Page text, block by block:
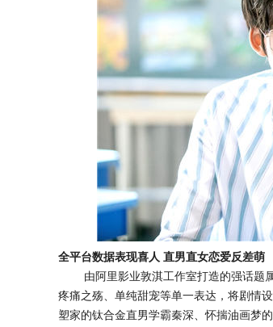
全平台数据表现喜人 直男直女恋爱反差萌
由阿里影业敦淇工作室打造的强话题
疼痛之殇、单纯甜宠等单一表达，将剧情
塑家的钛合金直男学霸秦深、怀揣油画梦